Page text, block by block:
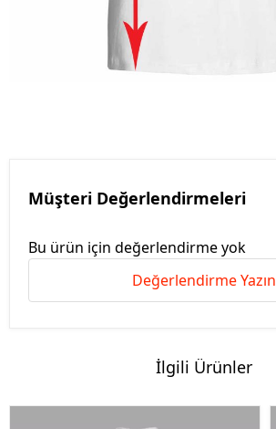
Müşteri Değerlendirmeleri
Bu ürün için değerlendirme yok
Değerlendirme Yazın
İlgili Ürünler